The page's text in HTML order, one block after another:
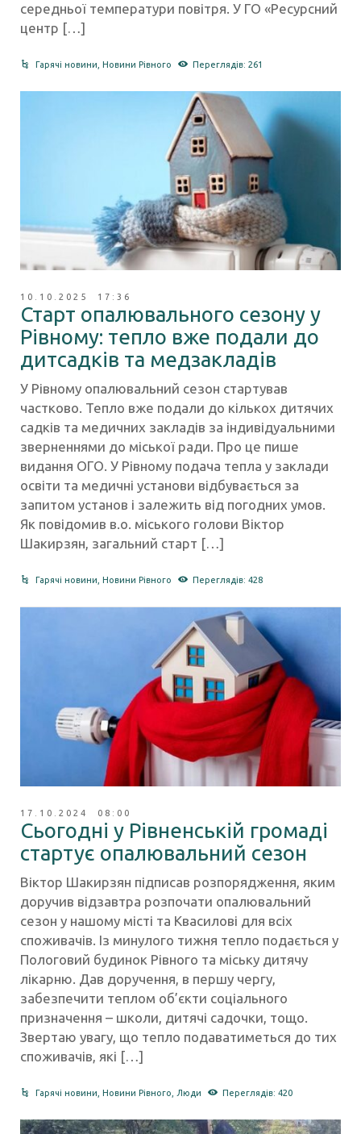
середньої температури повітря. У ГО «Ресурсний
центр […]
Гарячі новини ,Новини Рівного Переглядів: 261
10.10.2025 17:36
Старт опалювального сезону у
Рівному: тепло вже подали до
дитсадків та медзакладів
У Рівному опалювальний сезон стартував
частково. Тепло вже подали до кількох дитячих
садків та медичних закладів за індивідуальними
зверненнями до міської ради. Про це пише
видання ОГО. У Рівному подача тепла у заклади
освіти та медичні установи відбувається за
запитом установ і залежить від погодних умов.
Як повідомив в.о. міського голови Віктор
Шакирзян, загальний старт […]
Гарячі новини ,Новини Рівного Переглядів: 428
17.10.2024 08:00
Сьогодні у Рівненській громаді
стартує опалювальний сезон
Віктор Шакирзян підписав розпорядження, яким
доручив відзавтра розпочати опалювальний
сезон у нашому місті та Квасилові для всіх
споживачів. Із минулого тижня тепло подається у
Пологовий будинок Рівного та міську дитячу
лікарню. Дав доручення, в першу чергу,
забезпечити теплом об’єкти соціального
призначення – школи, дитячі садочки, тощо.
Звертаю увагу, що тепло подаватиметься до тих
споживачів, які […]
Гарячі новини ,Новини Рівного Люди Переглядів: 420